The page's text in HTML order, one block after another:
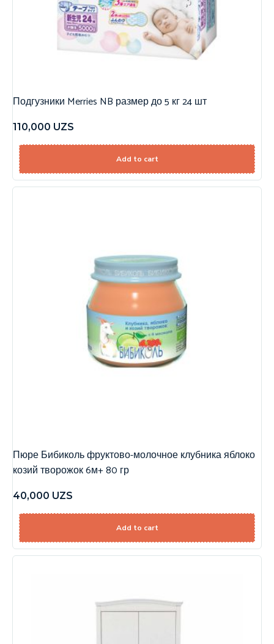
Подгузники Merries NB размер до 5 кг 24 шт
110,000 UZS
Add to cart
Пюре Бибиколь фруктово-молочное клубника яблоко
козий творожок 6м+ 80 гр
40,000 UZS
Add to cart